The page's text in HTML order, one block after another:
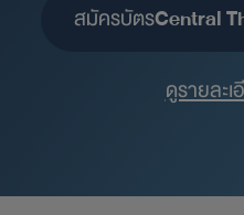
สมัครบัตรCentral
ดูรายละ